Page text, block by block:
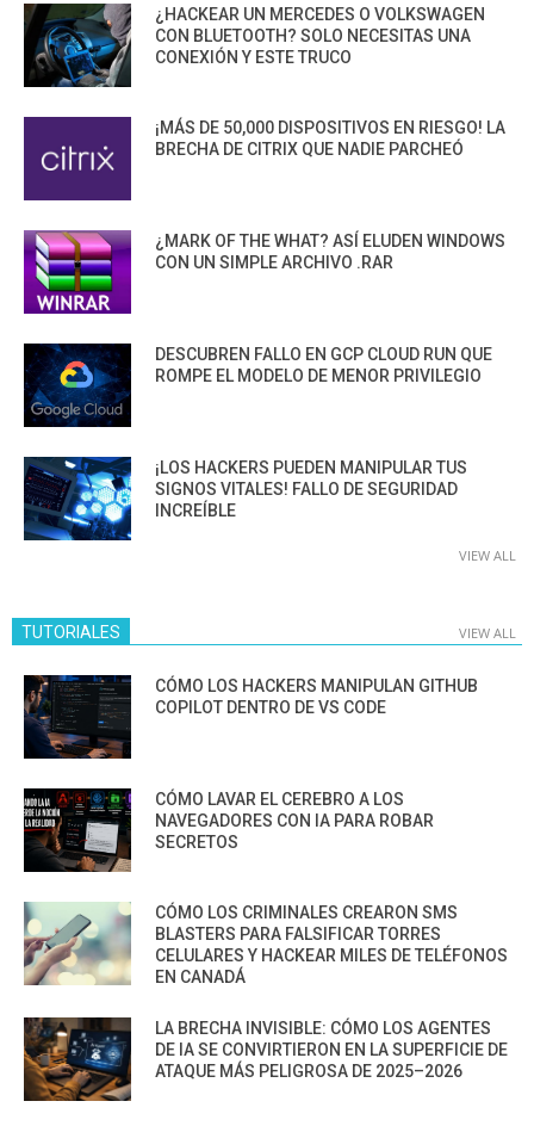
¿HACKEAR UN MERCEDES O VOLKSWAGEN
CON BLUETOOTH? SOLO NECESITAS UNA
CONEXIÓN Y ESTE TRUCO
¡MÁS DE 50,000 DISPOSITIVOS EN RIESGO! LA
BRECHA DE CITRIX QUE NADIE PARCHEÓ
¿MARK OF THE WHAT? ASÍ ELUDEN WINDOWS
CON UN SIMPLE ARCHIVO .RAR
DESCUBREN FALLO EN GCP CLOUD RUN QUE
ROMPE EL MODELO DE MENOR PRIVILEGIO
¡LOS HACKERS PUEDEN MANIPULAR TUS
SIGNOS VITALES! FALLO DE SEGURIDAD
INCREÍBLE
VIEW ALL
TUTORIALES VIEW ALL
CÓMO LOS HACKERS MANIPULAN GITHUB
COPILOT DENTRO DE VS CODE
CÓMO LAVAR EL CEREBRO A LOS
NAVEGADORES CON IA PARA ROBAR
SECRETOS
CÓMO LOS CRIMINALES CREARON SMS
BLASTERS PARA FALSIFICAR TORRES
CELULARES Y HACKEAR MILES DE TELÉFONOS
EN CANADÁ
LA BRECHA INVISIBLE: CÓMO LOS AGENTES
DE IA SE CONVIRTIERON EN LA SUPERFICIE DE
ATAQUE MÁS PELIGROSA DE 2025–2026